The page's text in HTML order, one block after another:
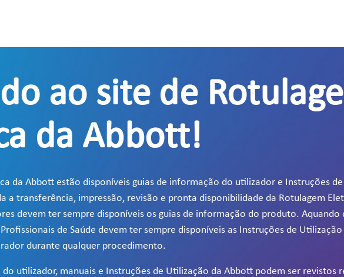
ao site de
da Abbott!
da Abbott estão disponíveis guias de informação do utilizador e Instruções
a transferência, impressão, revisão e pronta disponibilidade da Rotulagem
devem ter sempre disponíveis os guias de informação do produto. Aquando
de Saúde devem ter sempre disponíveis as Instruções de
durante qualquer procedimento.
utilizador, manuais e Instruções de Utilização da Abbott podem ser revistos